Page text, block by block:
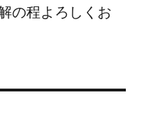
の程よろしくお